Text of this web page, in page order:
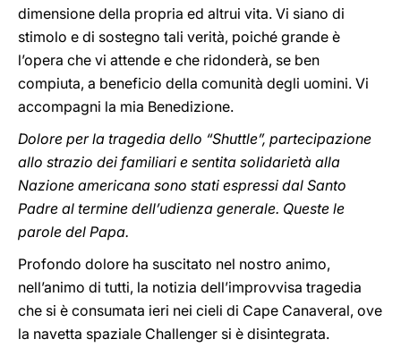
dimensione della propria ed altrui vita. Vi siano di
stimolo e di sostegno tali verità, poiché grande è
l’opera che vi attende e che ridonderà, se ben
compiuta, a beneficio della comunità degli uomini. Vi
accompagni la mia Benedizione.
Dolore per la tragedia dello “Shuttle”, partecipazione
allo strazio dei familiari e sentita solidarietà alla
Nazione americana sono stati espressi dal Santo
Padre al termine dell’udienza generale. Queste le
parole del Papa.
Profondo dolore ha suscitato nel nostro animo,
nell’animo di tutti, la notizia dell’improvvisa tragedia
che si è consumata ieri nei cieli di Cape Canaveral, ove
la navetta spaziale Challenger si è disintegrata.